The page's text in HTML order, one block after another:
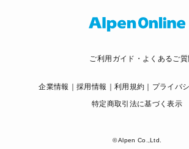
ご利用ガイド・よくあるご質
企業情報 採用情報 利用規約
プライバ
特定商取引法に基づく表示
© Alpen Co.,Ltd.